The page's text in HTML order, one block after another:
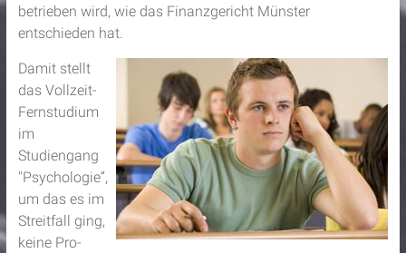
betrieben wird, wie das Finanzgericht Münster
entschieden hat.
Damit stellt
das Vollzeit-
Fernstudium
im
Studiengang
"Psychologie”,
um das es im
Streitfall ging,
keine Pro-